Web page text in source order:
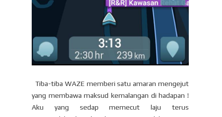
Tiba-tiba WAZE memberi satu amaran mengejut
yang membawa maksud kemalangan di hadapan !
Aku yang sedap memecut laju terus